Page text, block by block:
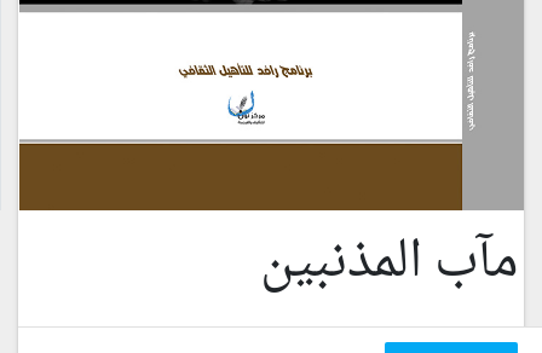
مآب المذنبين